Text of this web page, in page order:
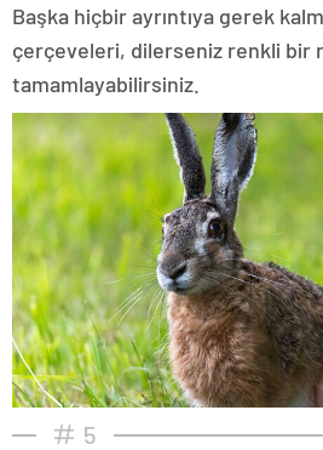
Başka hiçbir ayrıntıya gerek
çerçeveleri, dilerseniz renkli bir
tamamlayabilirsiniz.
5